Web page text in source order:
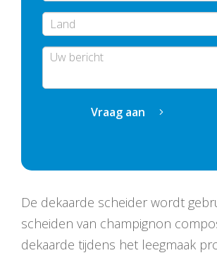
Bedrijfsnaam
Vraag aan
De dekaarde scheider wordt
scheiden van champignon
dekaarde tijdens het leegmaak